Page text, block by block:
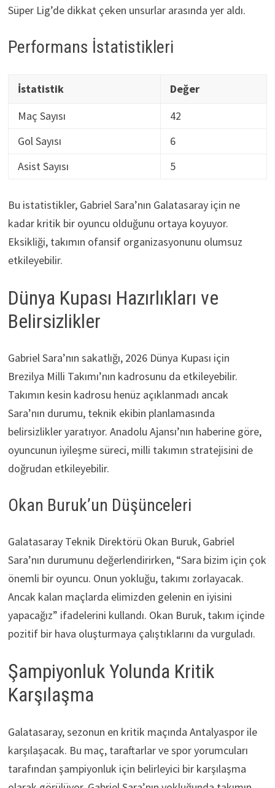
Süper Lig’de dikkat çeken unsurlar arasında yer aldı.
Performans İstatistikleri
İstatistik
Değer
Maç Sayısı
42
Gol Sayısı
6
Asist Sayısı
5
Bu istatistikler, Gabriel Sara’nın Galatasaray için ne
kadar kritik bir oyuncu olduğunu ortaya koyuyor.
Eksikliği, takımın ofansif organizasyonunu olumsuz
etkileyebilir.
Dünya Kupası Hazırlıkları ve
Belirsizlikler
Gabriel Sara’nın sakatlığı, 2026 Dünya Kupası için
Brezilya Milli Takımı’nın kadrosunu da etkileyebilir.
Takımın kesin kadrosu henüz açıklanmadı ancak
Sara’nın durumu, teknik ekibin planlamasında
belirsizlikler yaratıyor. Anadolu Ajansı’nın haberine göre,
oyuncunun iyileşme süreci, milli takımın stratejisini de
doğrudan etkileyebilir.
Okan Buruk’un Düşünceleri
Galatasaray Teknik Direktörü Okan Buruk, Gabriel
Sara’nın durumunu değerlendirirken, “Sara bizim için çok
önemli bir oyuncu. Onun yokluğu, takımı zorlayacak.
Ancak kalan maçlarda elimizden gelenin en iyisini
yapacağız” ifadelerini kullandı. Okan Buruk, takım içinde
pozitif bir hava oluşturmaya çalıştıklarını da vurguladı.
Şampiyonluk Yolunda Kritik
Karşılaşma
Galatasaray, sezonun en kritik maçında Antalyaspor ile
karşılaşacak. Bu maç, taraftarlar ve spor yorumcuları
tarafından şampiyonluk için belirleyici bir karşılaşma